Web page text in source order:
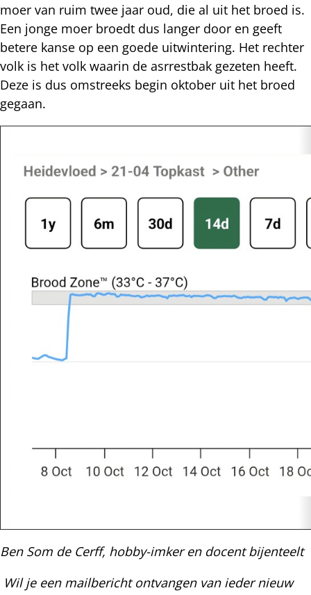
moer van ruim twee jaar oud, die al uit het broed is.
Een jonge moer broedt dus langer door en geeft
betere kanse op een goede uitwintering. Het rechter
volk is het volk waarin de asrrestbak gezeten heeft.
Deze is dus omstreeks begin oktober uit het broed
gegaan.
Ben Som de Cerff, hobby-imker en docent bijenteelt
Wil je een mailbericht ontvangen van ieder nieuw